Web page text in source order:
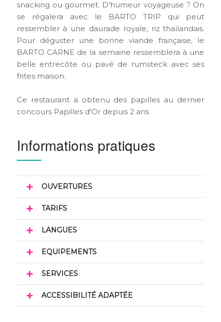
snacking ou gourmet. D’humeur voyageuse ? On
se régalera avec le BARTO TRIP qui peut
ressembler à une daurade royale, riz thaïlandais.
Pour déguster une bonne viande française, le
BARTO CARNE de la semaine ressemblera à une
belle entrecôte ou pavé de rumsteck avec ses
frites maison.
Ce restaurant a obtenu des papilles au dernier
concours Papilles d'Or depuis 2 ans
Informations pratiques
OUVERTURES
TARIFS
LANGUES
EQUIPEMENTS
SERVICES
ACCESSIBILITÉ ADAPTÉE